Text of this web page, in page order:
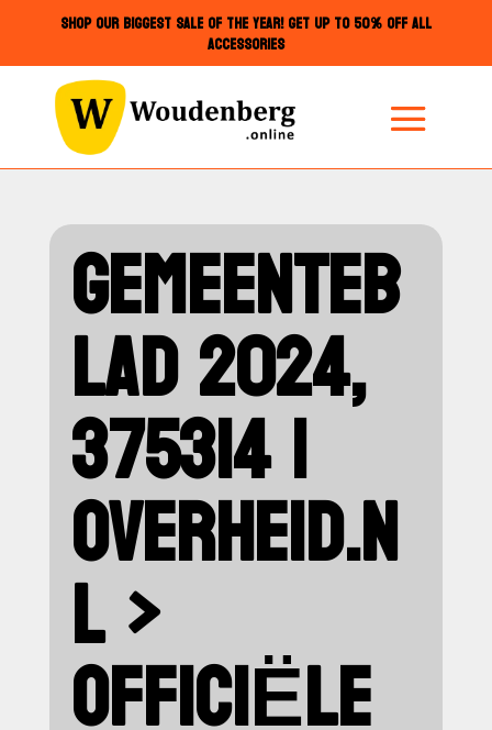
SHOP OUR BIGGEST SALE OF THE YEAR! GET UP TO 50% OFF ALL
ACCESSORIES
GEMEENTEB
LAD 2024,
375314 |
OVERHEID.N
L >
OFFICIËLE